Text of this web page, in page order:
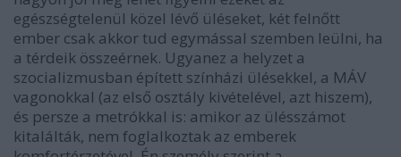
egészségtelenül közel lévő üléseket, két felnőtt
ember csak akkor tud egymással szemben leülni, ha
a térdeik összeérnek. Ugyanez a helyzet a
szocializmusban épített színházi ülésekkel, a MÁV
vagonokkal (az első osztály kivételével, azt hiszem),
és persze a metrókkal is: amikor az ülésszámot
kitalálták, nem foglalkoztak az emberek